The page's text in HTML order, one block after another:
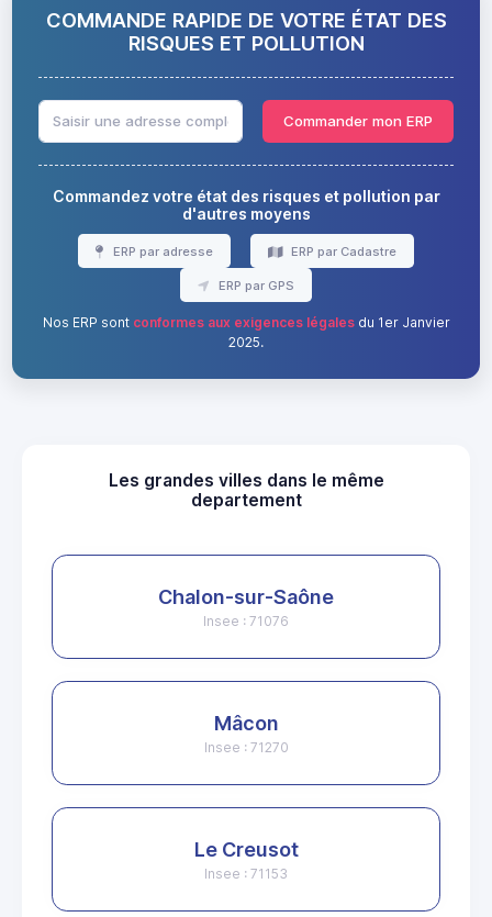
COMMANDE RAPIDE DE VOTRE ÉTAT DES
RISQUES ET POLLUTION
Commander mon ERP
Commandez votre état des risques et pollution par
d'autres moyens
ERP par adresse ERP par Cadastre
ERP par GPS
Nos ERP sont conformes aux exigences légalesdu 1er Janvier
2025.
Les grandes villes dans le même
departement
Chalon-sur-Saône
Insee : 71076
Mâcon
Insee : 71270
Le Creusot
Insee : 71153